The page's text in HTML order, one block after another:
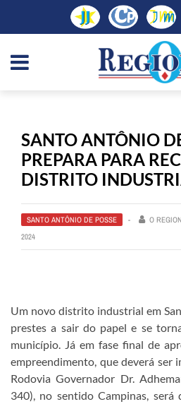
SANTO ANTÔNIO
PREPARA PARA
DISTRITO
SANTO ANTÔNIO DE POSSE O
2024
Um novo distrito industrial em
prestes a sair do papel e se
município. Já em fase final de
empreendimento, que deverá ser
Rodovia Governador Dr.
340), no sentido Campinas, será